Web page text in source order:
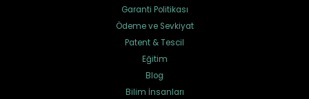
Garanti Politikası
Ödeme ve Sevkiyat
Patent & Tescil
Eğitim
Blog
Bilim İnsanları